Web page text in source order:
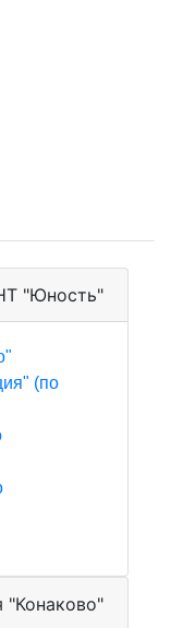
"Юность"
(по